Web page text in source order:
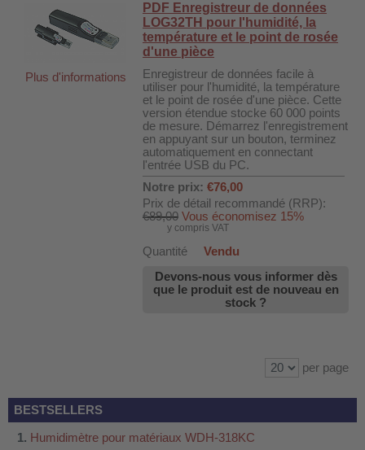
Plus d'informations
PDF Enregistreur de données
LOG32TH pour l'humidité, la
température et le point de rosée
d'une pièce
Enregistreur de données facile à
utiliser pour l'humidité, la température
et le point de rosée d'une pièce. Cette
version étendue stocke 60 000 points
de mesure. Démarrez l'enregistrement
en appuyant sur un bouton, terminez
automatiquement en connectant
l'entrée USB du PC.
Notre prix: €76,00
Prix de détail recommandé (RRP):
€89,00 Vous économisez 15%
y compris VAT
Quantité
Vendu
Devons-nous vous informer dès
que le produit est de nouveau en
stock ?
per page
BESTSELLERS
Humidimètre pour matériaux WDH-318KC